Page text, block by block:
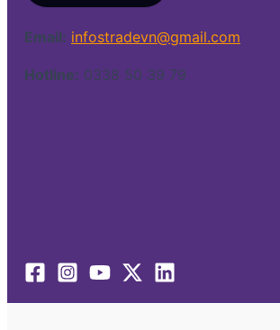
Email: infostradevn@gmail.com
Hotline: 0338 50 39 79